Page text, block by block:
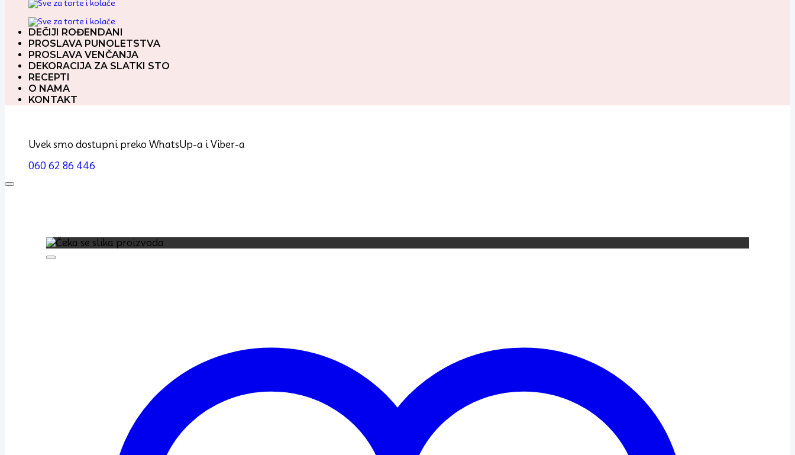
DEČIJI ROĐENDANI
PROSLAVA PUNOLETSTVA
PROSLAVA VENČANJA
DEKORACIJA ZA SLATKI STO
RECEPTI
O NAMA
KONTAKT
Uvek smo dostupni preko WhatsUp-a i Viber-a
060 62 86 446